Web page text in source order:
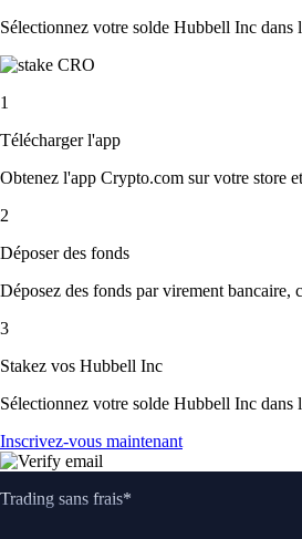
Sélectionnez votre solde Hubbell Inc
1
Télécharger l'app
Obtenez l'app Crypto.com sur votre store
2
Déposer des fonds
Déposez des fonds par virement
3
Stakez vos Hubbell Inc
Sélectionnez votre solde Hubbell Inc
Inscrivez-vous maintenant
Trading sans frais*